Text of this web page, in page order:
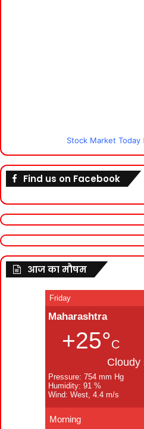
Stock Market Today
Find us on Facebook
आज का मौषम
Friday
Maharashtra
+25°C
Cloudy
Pressure: 754 mm Hg
Humidity: 91 %
Wind: West, 4.4 m/s
Morning